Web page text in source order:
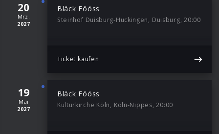
20
Mrz.
2027
Bläck Fööss
Steinhof Duisburg-Huckingen, Duisburg, 20:00
Ticket kaufen
19
Mai
2027
Bläck Fööss
Kulturkirche Köln, Köln-Nippes, 20:00